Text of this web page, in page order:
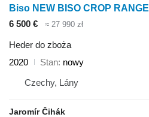
6 500 € ≈ 27 990 zł
Heder do zboża
2020
Stan nowy
Czechy, Lány
Jaromír Čihák